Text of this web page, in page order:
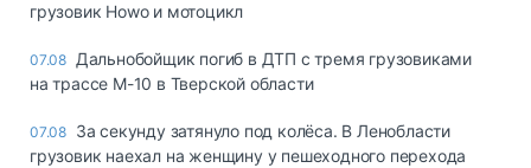
грузовик Howo и мотоцикл
07.08 Дальнобойщик погиб в ДТП с тремя грузовиками
на трассе М-10 в Тверской области
07.08 За секунду затянуло под колёса. В Ленобласти
грузовик наехал на женщину у пешеходного перехода